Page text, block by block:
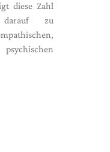
diese Zahl
zu